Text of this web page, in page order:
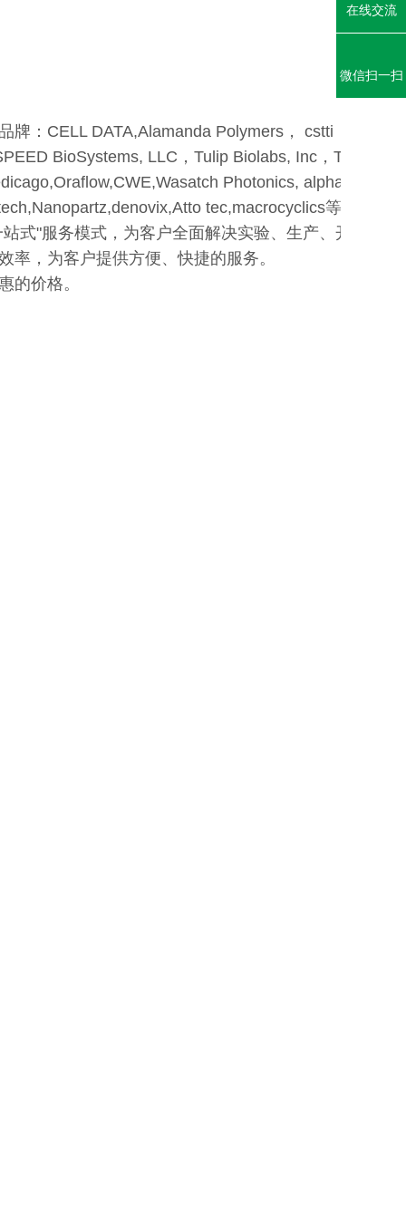
牌：CELL DATA,Alamanda Polymers， cstti，Click
BioSystems, LLC，Tulip Biolabs, Inc，Torrey Pin
Photonics, alphananote,
tec,macrocyclics等。
式"服务模式，为客户全面解决实验、生产、开发需
，为客户提供方便、快捷的服务。
的价格。
在线交流
微信扫一扫